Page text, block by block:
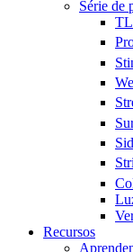
Série de
Recursos